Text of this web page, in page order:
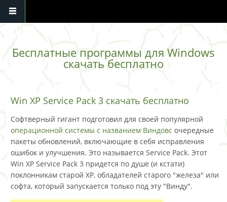
Перейти к основному содержанию
Бесплатные программы для Windows
скачать бесплатно
Win XP Service Pack 3 скачать бесплатно
Софтверный гигант подготовил для своей популярной
операционной системы с названием Виндовс очередные
пакеты обновлений, включающие в себя исправления
ошибок и улучшения. Это называется Service Pack. Этот
Win XP Service Pack 3 придется по душе (и кстати)
поклонникам старой XP, обладателей старого "железа" или
софта, который запускается только под эту "Винду".